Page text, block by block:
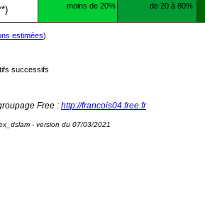
moins de 20% de 20 à 80%
estimées)
successifs
Free : http://francois04.free.fr
- version du 07/03/2021